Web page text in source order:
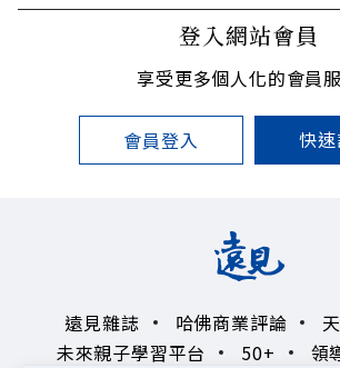
登入網站會員
享受更多個人化的會員
會員登入 快
遠見雜誌 哈佛商業評論
未來親子學習平台
50+ 領